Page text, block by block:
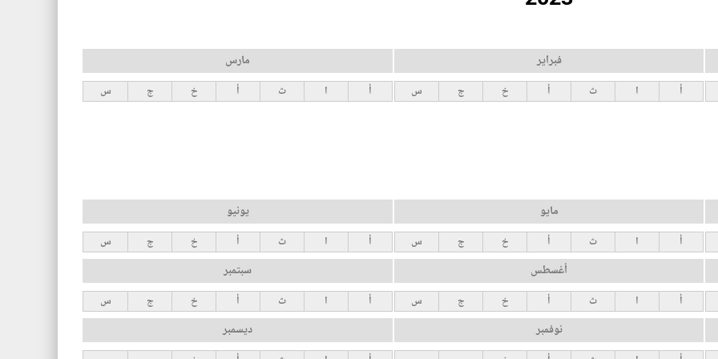
فبراير
أ ا ث أ خ ج س
مارس
أ ا ث أ خ ج س
مايو
أ ا ث أ خ ج س
يونيو
أ ا ث أ خ ج س
أغسطس
أ ا ث أ خ ج س
سبتمبر
أ ا ث أ خ ج س
نوفمبر ديسمبر